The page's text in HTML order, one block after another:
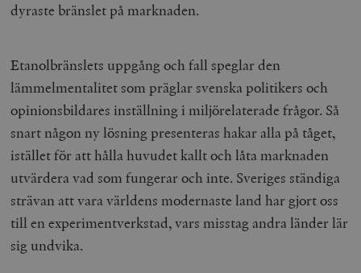
dyraste bränslet på marknaden.
Etanolbränslets uppgång och fall speglar den
lämmelmentalitet som präglar svenska politikers och
opinionsbildares inställning i miljörelaterade frågor. Så
snart någon ny lösning presenteras hakar alla på tåget,
istället för att hålla huvudet kallt och låta marknaden
utvärdera vad som fungerar och inte. Sveriges ständiga
strävan att vara världens modernaste land har gjort oss
till en experimentverkstad, vars misstag andra länder lär
sig undvika.